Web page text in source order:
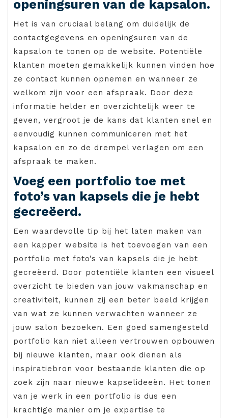
openingsuren van de kapsalon.
Het is van cruciaal belang om duidelijk de
contactgegevens en openingsuren van de
kapsalon te tonen op de website. Potentiële
klanten moeten gemakkelijk kunnen vinden hoe
ze contact kunnen opnemen en wanneer ze
welkom zijn voor een afspraak. Door deze
informatie helder en overzichtelijk weer te
geven, vergroot je de kans dat klanten snel en
eenvoudig kunnen communiceren met het
kapsalon en zo de drempel verlagen om een
afspraak te maken.
Voeg een portfolio toe met
foto’s van kapsels die je hebt
gecreëerd.
Een waardevolle tip bij het laten maken van
een kapper website is het toevoegen van een
portfolio met foto’s van kapsels die je hebt
gecreëerd. Door potentiële klanten een visueel
overzicht te bieden van jouw vakmanschap en
creativiteit, kunnen zij een beter beeld krijgen
van wat ze kunnen verwachten wanneer ze
jouw salon bezoeken. Een goed samengesteld
portfolio kan niet alleen vertrouwen opbouwen
bij nieuwe klanten, maar ook dienen als
inspiratiebron voor bestaande klanten die op
zoek zijn naar nieuwe kapselideeën. Het tonen
van je werk in een portfolio is dus een
krachtige manier om je expertise te